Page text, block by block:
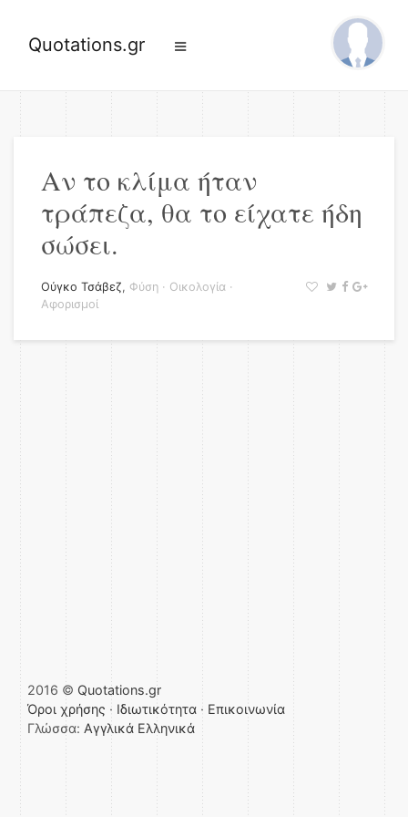
Quotations.gr
Αν το κλίμα ήταν
τράπεζα, θα το είχατε ήδη
σώσει.
Ούγκο Τσάβεζ, Φύση · Οικολογία ·
Αφορισμοί
2016 © Quotations.gr
Όροι χρήσης · Ιδιωτικότητα · Επικοινωνία
Γλώσσα: Αγγλικά Ελληνικά